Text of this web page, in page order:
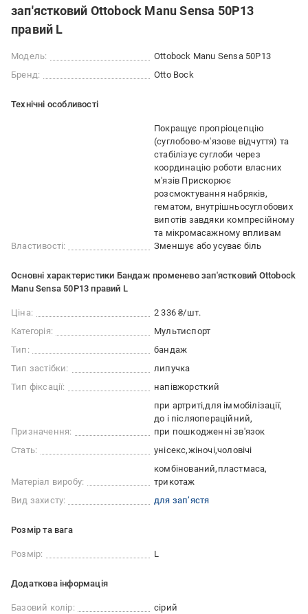
зап'ястковий Ottobock Manu Sensa 50P13
правий L
Модель:
Ottobock Manu Sensa 50P13
Бренд:
Otto Bock
Технічні особливості
Властивості:
Покращує пропріоцепцію
(суглобово-м'язове відчуття) та
стабілізує суглоби через
координацію роботи власних
м'язів Прискорює
розсмоктування набряків,
гематом, внутрішньосуглобових
випотів завдяки компресійному
та мікромасажному впливам
Зменшує або усуває біль
Основні характеристики Бандаж променево зап'ястковий Ottobock
Manu Sensa 50P13 правий L
Ціна:
2 336 ₴/шт.
Категорія:
Мультиспорт
Тип:
бандаж
Тип застібки:
липучка
Тип фіксації:
напівжорсткий
Призначення:
при артриті для іммобілізації
до і післяопераційний
при пошкодженні зв'язок
Стать:
унісекс жіночі чоловічі
Матеріал виробу:
комбінований пластмаса
трикотаж
Вид захисту:
для зап’ястя
Розмір та вага
Розмір: L
Додаткова інформація
Базовий колір: сірий